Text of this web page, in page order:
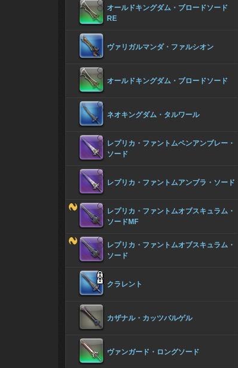
オールドキングダム・ブロードソード
RE
ヴァリガルマンダ・ファルシオン
オールドキングダム・ブロードソード
ネオキングダム・タルワール
レプリカ・ファントムペンアンブレー・
ソード
レプリカ・ファントムアンブラ・ソード
レプリカ・ファントムオブスキュラム・
ソードMF
レプリカ・ファントムオブスキュラム・
ソード
クラレント
カザナル・カッツバルゲル
ヴァンガード・ロングソード